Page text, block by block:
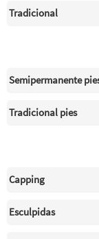
Tradicional
Semipermanente
Tradicional pies
Capping
Esculpidas